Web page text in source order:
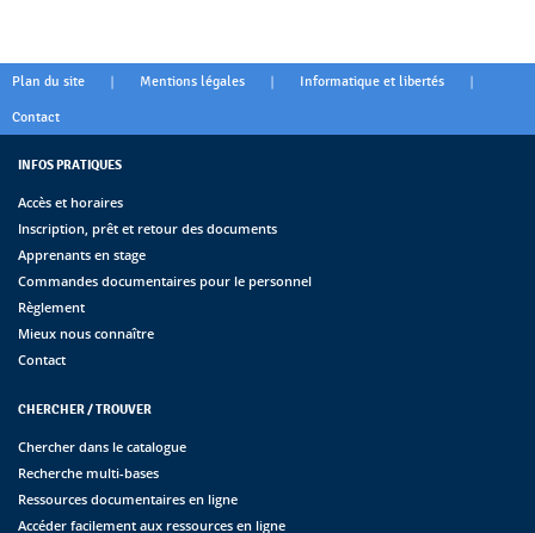
Plan du site | Mentions légales | Informatique et libertés |
Contact
INFOS PRATIQUES
Accès et horaires
Inscription, prêt et retour des documents
Apprenants en stage
Commandes documentaires pour le personnel
Règlement
Mieux nous connaître
Contact
CHERCHER / TROUVER
Chercher dans le catalogue
Recherche multi-bases
Ressources documentaires en ligne
Accéder facilement aux ressources en ligne